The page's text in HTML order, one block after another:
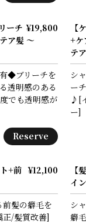
ーチ
ア髪
¥19,800
～
◆ブリーチを
透明感のある
でも透明感が
Reserve
【
+ケ
テ
シ
ー
♪[
ー]
+前 ¥12,100
髪の癖毛を
/髪質改善]
【
イ
シ
癖